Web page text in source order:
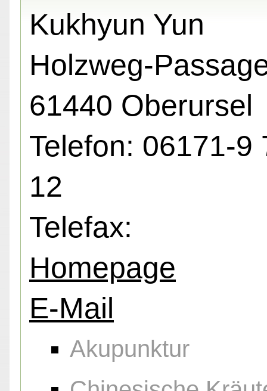
Kukhyun Yun
Holzweg-
61440 Oberursel
Telefon: 06171-9
12
Telefax:
Homepage
E-Mail
Akupunktur